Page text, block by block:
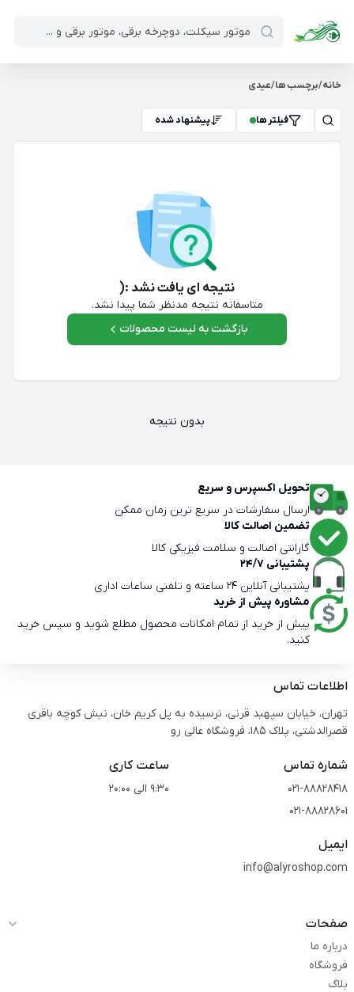
خانه/برچسب ها/عیدی
فیلتر ها پیشنهاد شده
نتیجه ای یافت نشد :(
متاسفانه نتیجه مدنظر شما پیدا نشد.
بازگشت به لیست محصولات
بدون نتیجه
تحویل اکسپرس و سریع
ارسال سفارشات در سریع ترین زمان ممکن
تضمین اصالت کالا
گارانتی اصالت و سلامت فیزیکی کالا
پشتیبانی 24/7
پشتیبانی آنلاین 24 ساعته و تلفنی ساعات اداری
مشاوره پیش از خرید
پیش از خرید از تمام امکانات محصول مطلع شوید و سپس خرید
کنید.
اطلاعات تماس
تهران، خیابان سپهبد قرنی، نرسیده به پل کریم خان، نبش کوچه باقری
قصرالدشتی،‌ پلاک 185، فروشگاه عالی رو
شماره تماس
021-88828418
021-88828601
ساعت کاری
9:30 الی 20:00
ایمیل
info@alyroshop.com
صفحات
درباره ما
فروشگاه
بلاگ